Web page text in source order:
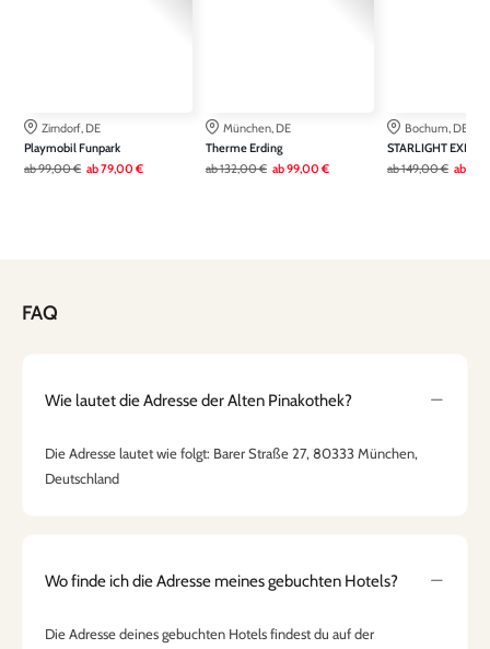
Zirndorf, DE
Playmobil Funpark
ab99,00 € ab79,00 €
München, DE
Therme Erding
ab132,00 € ab99,00 €
Bochum, DE
STARLIGHT
ab149,00 € ab
FAQ
Wie lautet die Adresse der Alten Pinakothek?
Die Adresse lautet wie folgt: Barer Straße 27, 80333 München,
Deutschland
Wo finde ich die Adresse meines gebuchten Hotels?
Die Adresse deines gebuchten Hotels findest du auf der